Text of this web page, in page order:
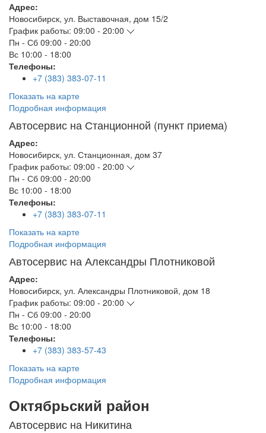
Адрес:
Новосибирск, ул. Выставочная, дом 15/2
График работы: 09:00 - 20:00
Пн - Сб 09:00 - 20:00
Вс 10:00 - 18:00
Телефоны:
+7 (383) 383-07-11
Показать на карте
Подробная информация
Автосервис на Станционной (пункт приема)
Адрес:
Новосибирск, ул. Станционная, дом 37
График работы: 09:00 - 20:00
Пн - Сб 09:00 - 20:00
Вс 10:00 - 18:00
Телефоны:
+7 (383) 383-07-11
Показать на карте
Подробная информация
Автосервис на Александры Плотниковой
Адрес:
Новосибирск, ул. Александры Плотниковой, дом 18
График работы: 09:00 - 20:00
Пн - Сб 09:00 - 20:00
Вс 10:00 - 18:00
Телефоны:
+7 (383) 383-57-43
Показать на карте
Подробная информация
Октябрьский район
Автосервис на Никитина